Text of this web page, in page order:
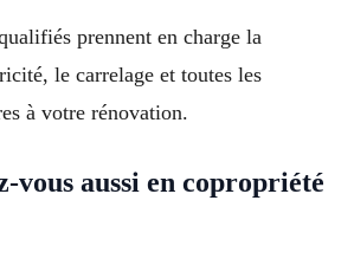
prennent en charge la
le carrelage et toutes les
à votre rénovation.
vous aussi en copropriété